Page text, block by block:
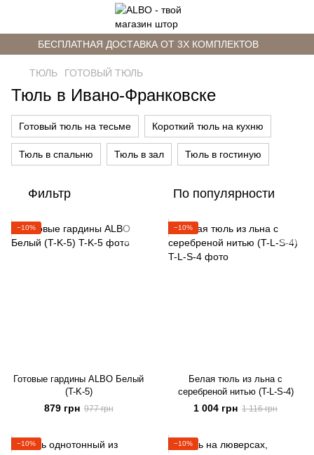
БЕСПЛАТНАЯ ДОСТАВКА ОТ 3Х КОМПЛЕКТОВ
ТЮЛЬ ГОТОВЫЙ ТЮЛЬ
Тюль в Ивано-Франковске
Готовый тюль на тесьме Короткий тюль на кухню
Тюль в спальню Тюль в зал Тюль в гостиную
Фильтр По популярности
−10%
Готовые гардины ALBO Белый
(T-K-5)
879 грн 977 грн
−10%
Белая тюль из льна с
серебреной нитью (T-L-S-4)
1 004 грн 1 116 грн
−10% −10%